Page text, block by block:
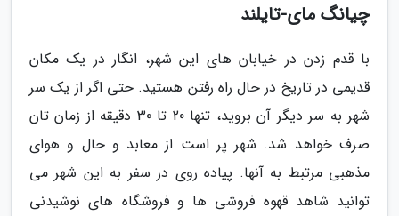
چیانگ مای-تایلند
با قدم زدن در خیابان های این شهر، انگار در یک مکان
قدیمی در تاریخ در حال راه رفتن هستید. حتی اگر از یک سر
شهر به سر دیگر آن بروید، تنها 20 تا 30 دقیقه از زمان تان
صرف خواهد شد. شهر پر است از معابد و حال و هوای
مذهبی مرتبط به آنها. پیاده روی در سفر به این شهر می
توانید شاهد قهوه فروشی ها و فروشگاه های نوشیدنی